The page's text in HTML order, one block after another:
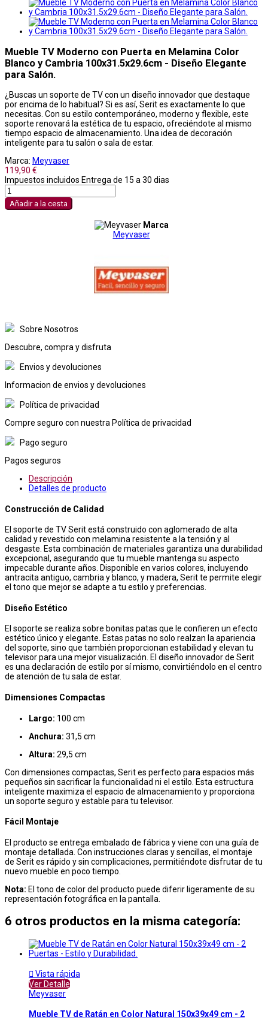
Mueble TV Moderno con Puerta en Melamina Color
Blanco y Cambria 100x31.5x29.6cm - Diseño Elegante
para Salón.
¿Buscas un soporte de TV con un diseño innovador que destaque
por encima de lo habitual? Si es así, Serit es exactamente lo que
necesitas. Con su estilo contemporáneo, moderno y flexible, este
soporte renovará la estética de tu espacio, ofreciéndote al mismo
tiempo espacio de almacenamiento. Una idea de decoración
inteligente para tu salón o sala de estar.
Marca: Meyvaser
119,90 €
Impuestos incluidos Entrega de 15 a 30 dias
Añadir a la cesta
Marca
Meyvaser
Sobre Nosotros
Descubre, compra y disfruta
Envios y devoluciones
Informacion de envios y devoluciones
Política de privacidad
Compre seguro con nuestra Política de privacidad
Pago seguro
Pagos seguros
Descripción
Detalles de producto
Construcción de Calidad
El soporte de TV Serit está construido con aglomerado de alta
calidad y revestido con melamina resistente a la tensión y al
desgaste. Esta combinación de materiales garantiza una durabilidad
excepcional, asegurando que tu mueble mantenga su aspecto
impecable durante años. Disponible en varios colores, incluyendo
antracita antiguo, cambria y blanco, y madera, Serit te permite elegir
el tono que mejor se adapte a tu estilo y preferencias.
Diseño Estético
El soporte se realiza sobre bonitas patas que le confieren un efecto
estético único y elegante. Estas patas no solo realzan la apariencia
del soporte, sino que también proporcionan estabilidad y elevan tu
televisor para una mejor visualización. El diseño innovador de Serit
es una declaración de estilo por sí mismo, convirtiéndolo en el centro
de atención de tu sala de estar.
Dimensiones Compactas
Largo: 100 cm
Anchura: 31,5 cm
Altura: 29,5 cm
Con dimensiones compactas, Serit es perfecto para espacios más
pequeños sin sacrificar la funcionalidad ni el estilo. Esta estructura
inteligente maximiza el espacio de almacenamiento y proporciona
un soporte seguro y estable para tu televisor.
Fácil Montaje
El producto se entrega embalado de fábrica y viene con una guía de
montaje detallada. Con instrucciones claras y sencillas, el montaje
de Serit es rápido y sin complicaciones, permitiéndote disfrutar de tu
nuevo mueble en poco tiempo.
Nota: El tono de color del producto puede diferir ligeramente de su
representación fotográfica en la pantalla.
6 otros productos en la misma categoría:
 Vista rápida
Ver Detalle
Meyvaser
Mueble TV de Ratán en Color Natural 150x39x49 cm - 2